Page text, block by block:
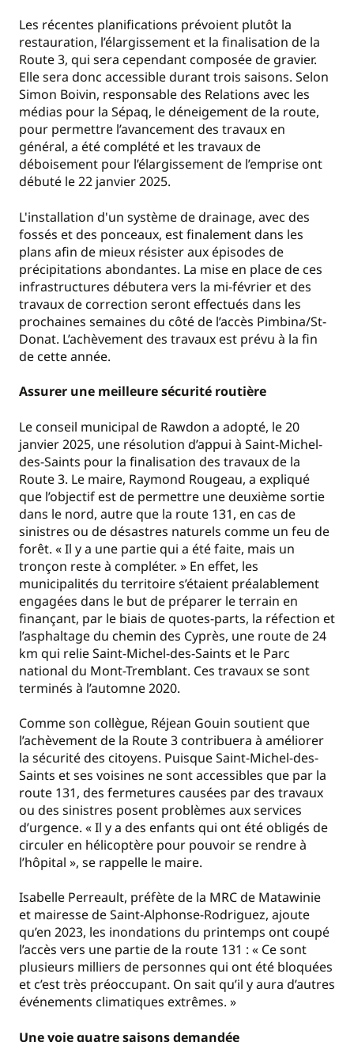
Les récentes planifications prévoient plutôt la
restauration, l’élargissement et la finalisation de la
Route 3, qui sera cependant composée de gravier.
Elle sera donc accessible durant trois saisons. Selon
Simon Boivin, responsable des Relations avec les
médias pour la Sépaq, le déneigement de la route,
pour permettre l’avancement des travaux en
général, a été complété et les travaux de
déboisement pour l’élargissement de l’emprise ont
débuté le 22 janvier 2025.
L'installation d'un système de drainage, avec des
fossés et des ponceaux, est finalement dans les
plans afin de mieux résister aux épisodes de
précipitations abondantes. La mise en place de ces
infrastructures débutera vers la mi-février et des
travaux de correction seront effectués dans les
prochaines semaines du côté de l’accès Pimbina/St-
Donat. L’achèvement des travaux est prévu à la fin
de cette année.
Assurer une meilleure sécurité routière
Le conseil municipal de Rawdon a adopté, le 20
janvier 2025, une résolution d’appui à Saint-Michel-
des-Saints pour la finalisation des travaux de la
Route 3. Le maire, Raymond Rougeau, a expliqué
que l’objectif est de permettre une deuxième sortie
dans le nord, autre que la route 131, en cas de
sinistres ou de désastres naturels comme un feu de
forêt. « Il y a une partie qui a été faite, mais un
tronçon reste à compléter. » En effet, les
municipalités du territoire s’étaient préalablement
engagées dans le but de préparer le terrain en
finançant, par le biais de quotes-parts, la réfection et
l’asphaltage du chemin des Cyprès, une route de 24
km qui relie Saint-Michel-des-Saints et le Parc
national du Mont-Tremblant. Ces travaux se sont
terminés à l’automne 2020.
Comme son collègue, Réjean Gouin soutient que
l’achèvement de la Route 3 contribuera à améliorer
la sécurité des citoyens. Puisque Saint-Michel-des-
Saints et ses voisines ne sont accessibles que par la
route 131, des fermetures causées par des travaux
ou des sinistres posent problèmes aux services
d’urgence. « Il y a des enfants qui ont été obligés de
circuler en hélicoptère pour pouvoir se rendre à
l’hôpital », se rappelle le maire.
Isabelle Perreault, préfète de la MRC de Matawinie
et mairesse de Saint-Alphonse-Rodriguez, ajoute
qu’en 2023, les inondations du printemps ont coupé
l’accès vers une partie de la route 131 : « Ce sont
plusieurs milliers de personnes qui ont été bloquées
et c’est très préoccupant. On sait qu’il y aura d’autres
événements climatiques extrêmes. »
Une voie quatre saisons demandée